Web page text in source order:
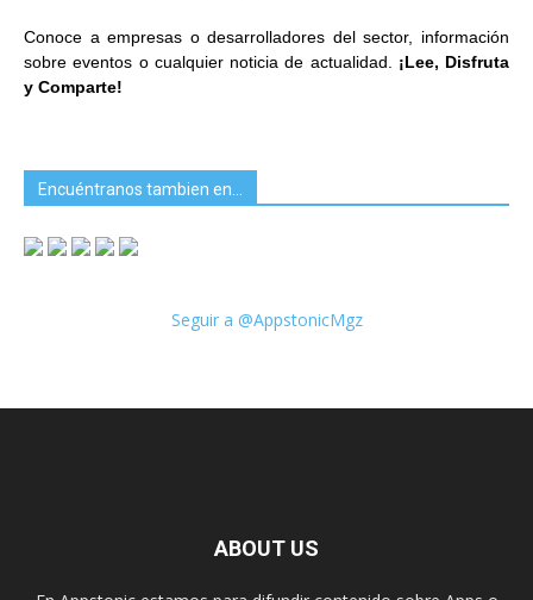
Conoce a empresas o desarrolladores del sector, información
sobre eventos o cualquier noticia de actualidad. ¡Lee, Disfruta
y Comparte!
Encuéntranos tambien en…
Seguir a @AppstonicMgz
ABOUT US